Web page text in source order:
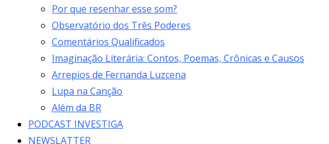
Por que resenhar esse som?
Observatório dos Três Poderes
Comentários Qualificados
Imaginação Literária: Contos, Poemas, Crônicas e Causos
Arrepios de Fernanda Luzcena
Lupa na Canção
Além da BR
PODCAST INVESTIGA
NEWSLATTER